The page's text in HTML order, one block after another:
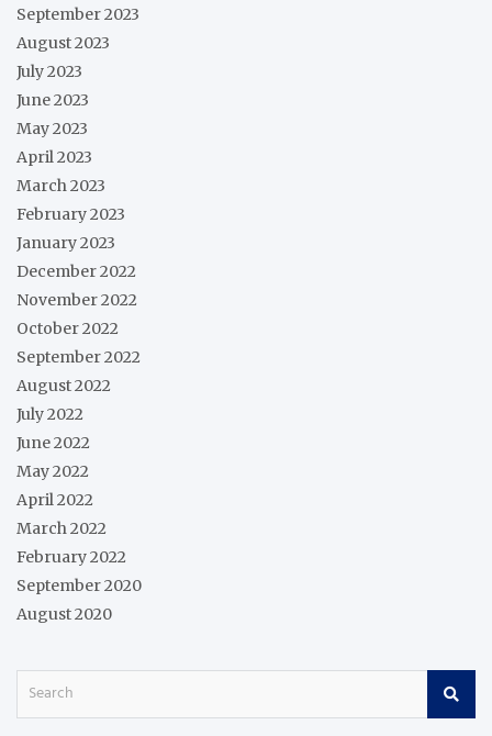
September 2023
August 2023
July 2023
June 2023
May 2023
April 2023
March 2023
February 2023
January 2023
December 2022
November 2022
October 2022
September 2022
August 2022
July 2022
June 2022
May 2022
April 2022
March 2022
February 2022
September 2020
August 2020